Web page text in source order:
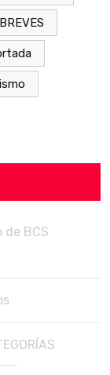
de BCS